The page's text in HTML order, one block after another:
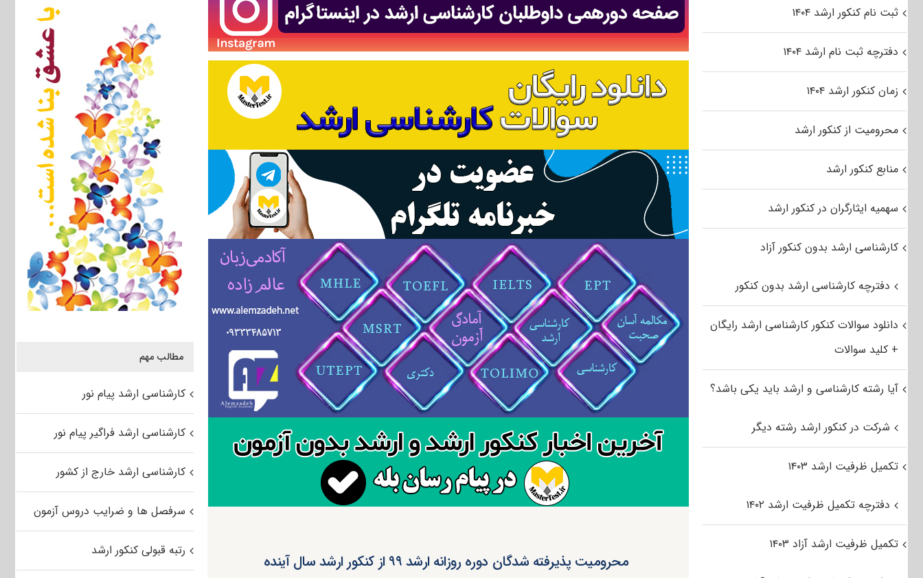
محرومیت پذیرفته شدگان دوره روزانه ارشد ۹۹ از کنکور ارشد سال آینده
مطالب مهم
کارشناسی ارشد پیام نور
کارشناسی ارشد فراگیر پیام نور
کارشناسی ارشد خارج از کشور
سرفصل ها و ضرایب دروس آزمون
رتبه قبولی کنکور ارشد
ثبت نام کنکور ارشد ۱۴۰۴
دفترچه ثبت نام ارشد ۱۴۰۴
زمان کنکور ارشد ۱۴۰۴
محرومیت از کنکور ارشد
منابع کنکور ارشد
سهمیه ایثارگران در کنکور ارشد
کارشناسی ارشد بدون کنکور آزاد
دفترچه کارشناسی ارشد بدون کنکور
دانلود سوالات کنکور کارشناسی ارشد رایگان
+ کلید سوالات
آیا رشته کارشناسی و ارشد باید یکی باشد؟
شرکت در کنکور ارشد رشته دیگر
تکمیل ظرفیت ارشد ۱۴۰۳
دفترچه تکمیل ظرفیت ارشد ۱۴۰۲
تکمیل ظرفیت ارشد آزاد ۱۴۰۳